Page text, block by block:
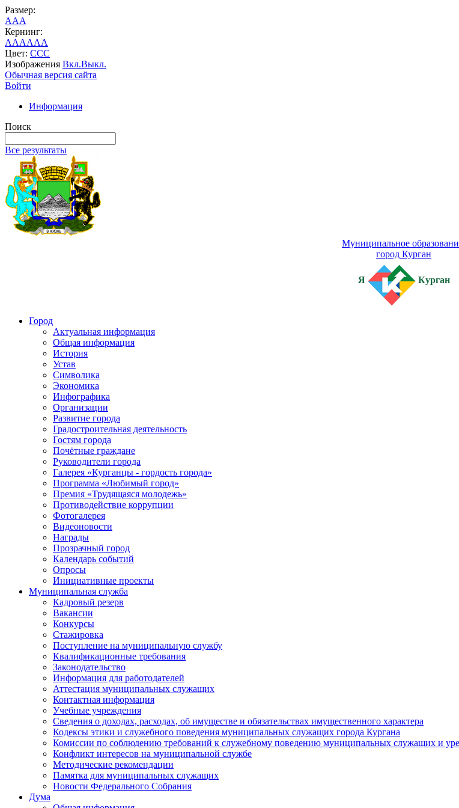
Размер:
AAA
Кернинг:
AAAAAA
Цвет: CCC
Изображения Вкл.Выкл.
Обычная версия сайта
Войти
Информация
Поиск
Все результаты
Муниципальное
город Курган
Я Курган
Город
Актуальная информация
Общая информация
История
Устав
Символика
Экономика
Инфографика
Организации
Развитие города
Градостроительная деятельность
Гостям города
Почётные граждане
Руководители города
Галерея «Курганцы - гордость города»
Программа «Любимый город»
Премия «Трудящаяся молодежь»
Противодействие коррупции
Фотогалерея
Видеоновости
Награды
Прозрачный город
Календарь событий
Опросы
Инициативные проекты
Муниципальная служба
Кадровый резерв
Вакансии
Конкурсы
Стажировка
Поступление на муниципальную службу
Квалификационные требования
Законодательство
Информация для работодателей
Аттестация муниципальных служащих
Контактная информация
Учебные учреждения
Сведения о доходах, расходах, об имуществе и обязательствах имущественного характера
Кодексы этики и служебного поведения муниципальных служащих города Кургана
Комиссии по соблюдению требований к служебному поведению муниципальных служащих и
Конфликт интересов на муниципальной службе
Методические рекомендации
Памятка для муниципальных служащих
Новости Федерального Cобрания
Дума